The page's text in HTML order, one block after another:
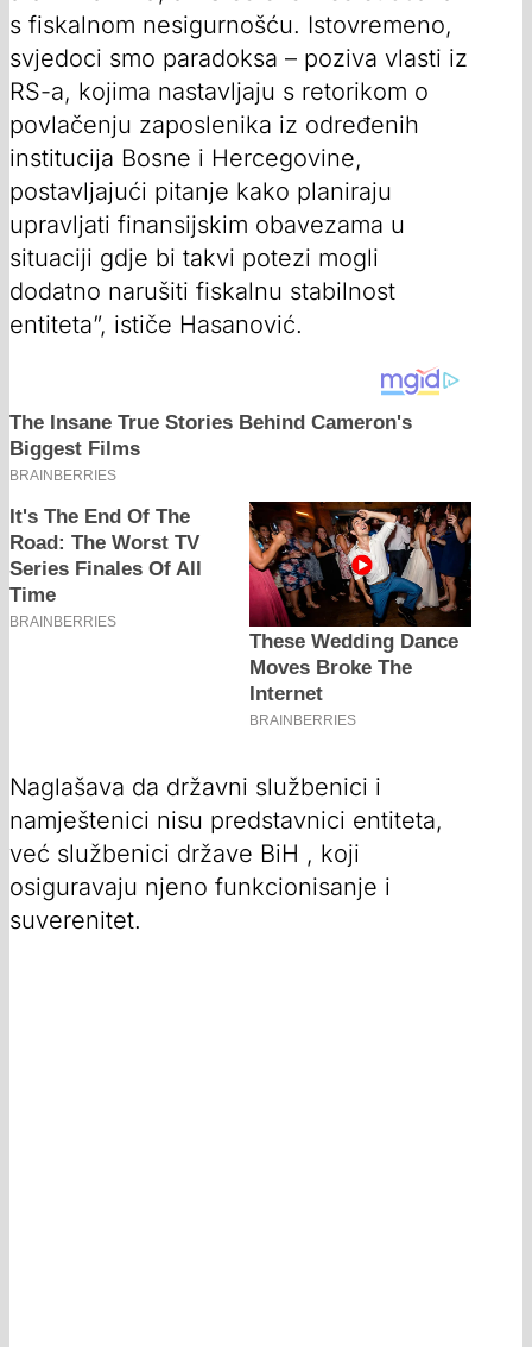
s fiskalnom nesigurnošću. Istovremeno,
svjedoci smo paradoksa – poziva vlasti iz
RS-a, kojima nastavljaju s retorikom o
povlačenju zaposlenika iz određenih
institucija Bosne i Hercegovine,
postavljajući pitanje kako planiraju
upravljati finansijskim obavezama u
situaciji gdje bi takvi potezi mogli
dodatno narušiti fiskalnu stabilnost
entiteta”, ističe Hasanović.
Naglašava da državni službenici i
namještenici nisu predstavnici entiteta,
već službenici države BiH , koji
osiguravaju njeno funkcionisanje i
suverenitet.